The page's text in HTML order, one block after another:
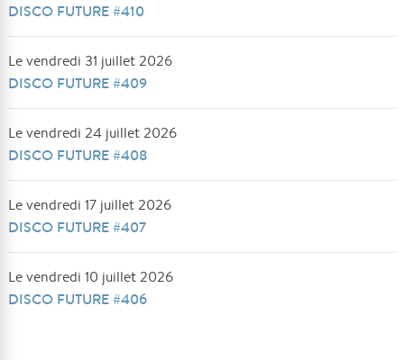
DISCO FUTURE #410
Le vendredi 31 juillet 2026
DISCO FUTURE #409
Le vendredi 24 juillet 2026
DISCO FUTURE #408
Le vendredi 17 juillet 2026
DISCO FUTURE #407
Le vendredi 10 juillet 2026
DISCO FUTURE #406